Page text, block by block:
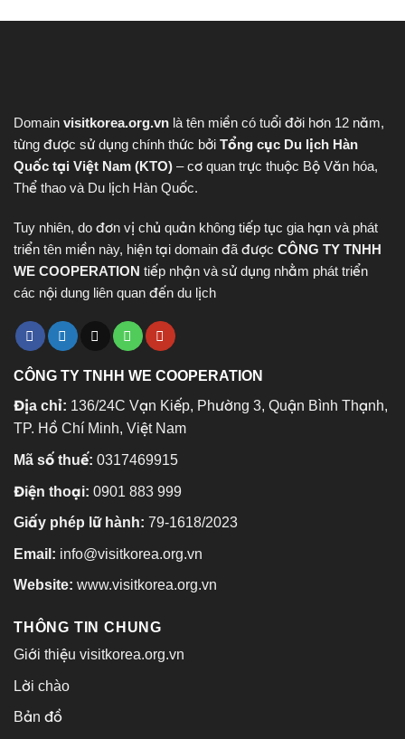
Domain visitkorea.org.vn là tên miền có tuổi đời hơn 12 năm,
từng được sử dụng chính thức bởi Tổng cục Du lịch Hàn
Quốc tại Việt Nam (KTO) – cơ quan trực thuộc Bộ Văn hóa,
Thể thao và Du lịch Hàn Quốc.
Tuy nhiên, do đơn vị chủ quản không tiếp tục gia hạn và phát
triển tên miền này, hiện tại domain đã được CÔNG TY TNHH
WE COOPERATION tiếp nhận và sử dụng nhằm phát triển
các nội dung liên quan đến du lịch
CÔNG TY TNHH WE COOPERATION
Địa chỉ: 136/24C Vạn Kiếp, Phường 3, Quận Bình Thạnh,
TP. Hồ Chí Minh, Việt Nam
Mã số thuế: 0317469915
Điện thoại: 0901 883 999
Giấy phép lữ hành: 79-1618/2023
Email: info@visitkorea.org.vn
Website: www.visitkorea.org.vn
THÔNG TIN CHUNG
Giới thiệu visitkorea.org.vn
Lời chào
Bản đồ